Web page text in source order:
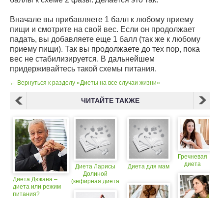
Вначале вы прибавляете 1 балл к любому приему
пищи и смотрите на свой вес. Если он продолжает
падать, вы добавляете еще 1 балл (так же к любому
приему пищи). Так вы продолжаете до тех пор, пока
вес не стабилизируется. В дальнейшем
придерживайтесь такой схемы питания.
← Вернуться к разделу «Диеты на все случаи жизни»
ЧИТАЙТЕ ТАКЖЕ
Диета Дюкана –
диета или режим
питания?
Диета Ларисы
Долиной
(кефирная диета
Диета для мам
Гречневая
диета